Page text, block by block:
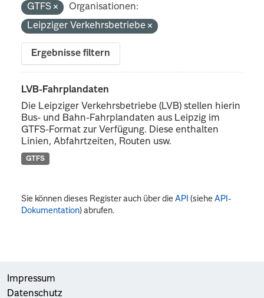
GTFS
Organisationen:
Leipziger Verkehrsbetriebe
Ergebnisse filtern
LVB-Fahrplandaten
Die Leipziger Verkehrsbetriebe (LVB) stellen hierin
Bus- und Bahn-Fahrplandaten aus Leipzig im
GTFS-Format zur Verfügung. Diese enthalten
Linien, Abfahrtzeiten, Routen usw.
GTFS
Sie können dieses Register auch über dieAPI (sieheAPI-
Dokumentation) abrufen.
Impressum
Datenschutz